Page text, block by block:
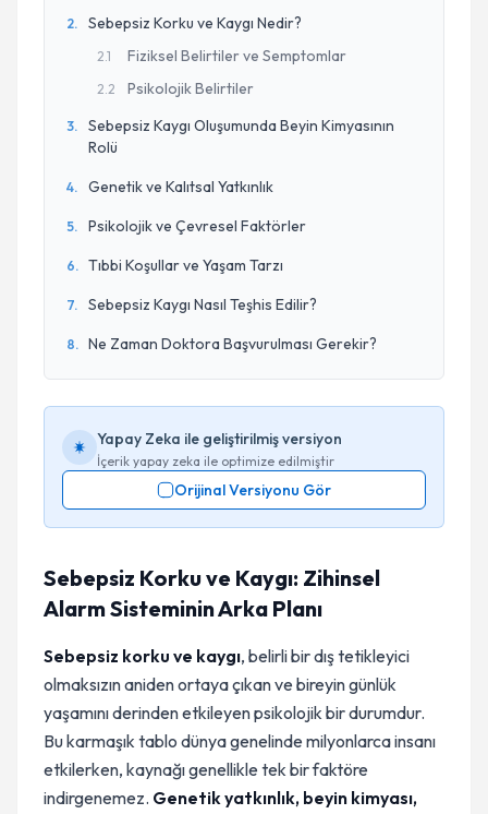
2. Sebepsiz Korku ve Kaygı Nedir?
2.1 Fiziksel Belirtiler ve Semptomlar
2.2 Psikolojik Belirtiler
3.
Sebepsiz Kaygı Oluşumunda Beyin Kimyasının
Rolü
4. Genetik ve Kalıtsal Yatkınlık
5. Psikolojik ve Çevresel Faktörler
6. Tıbbi Koşullar ve Yaşam Tarzı
7. Sebepsiz Kaygı Nasıl Teşhis Edilir?
8. Ne Zaman Doktora Başvurulması Gerekir?
Yapay Zeka ile geliştirilmiş versiyon
İçerik yapay zeka ile optimize edilmiştir
Orijinal Versiyonu Gör
Sebepsiz Korku ve Kaygı: Zihinsel
Alarm Sisteminin Arka Planı
Sebepsiz korku ve kaygı, belirli bir dış tetikleyici
olmaksızın aniden ortaya çıkan ve bireyin günlük
yaşamını derinden etkileyen psikolojik bir durumdur.
Bu karmaşık tablo dünya genelinde milyonlarca insanı
etkilerken, kaynağı genellikle tek bir faktöre
indirgenemez. Genetik yatkınlık, beyin kimyası,